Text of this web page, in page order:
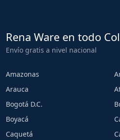
Rena Ware en todo
Envío gratis a nivel nacional
Amazonas
Arauca
Bogotá D.C.
Boyacá
Caquetá